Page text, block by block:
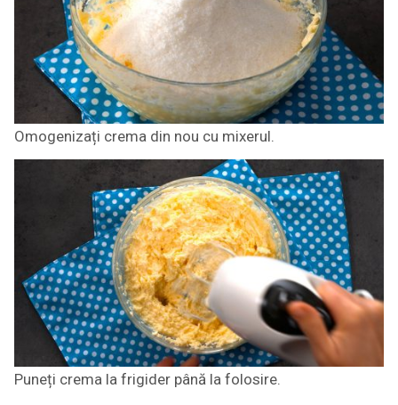
Omogenizați crema din nou cu mixerul.
Puneți crema la frigider până la folosire.